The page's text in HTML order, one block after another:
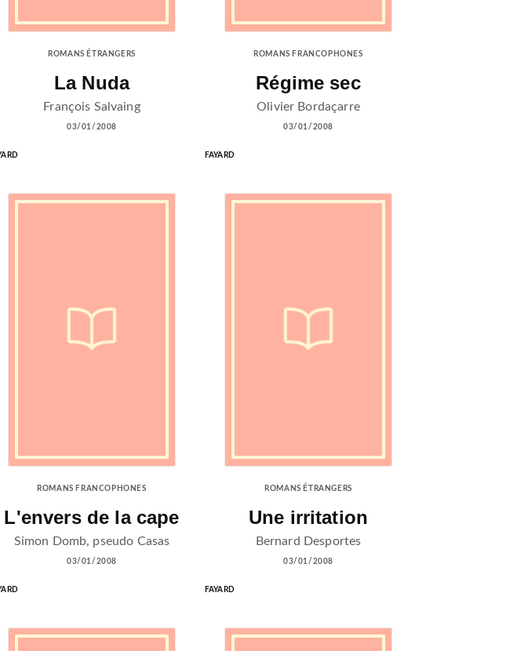
ROMANS ÉTRANGERS
La Nuda
François Salvaing
03/01/2008
ROMANS FRANCOPHONES
Régime sec
Olivier Bordaçarre
03/01/2008
FAYARD
ROMANS FRANCOPHONES
L'envers de la cape
Simon Domb, pseudo Casas
03/01/2008
ROMANS ÉTRANGERS
Une irritation
Bernard Desportes
03/01/2008
FAYARD